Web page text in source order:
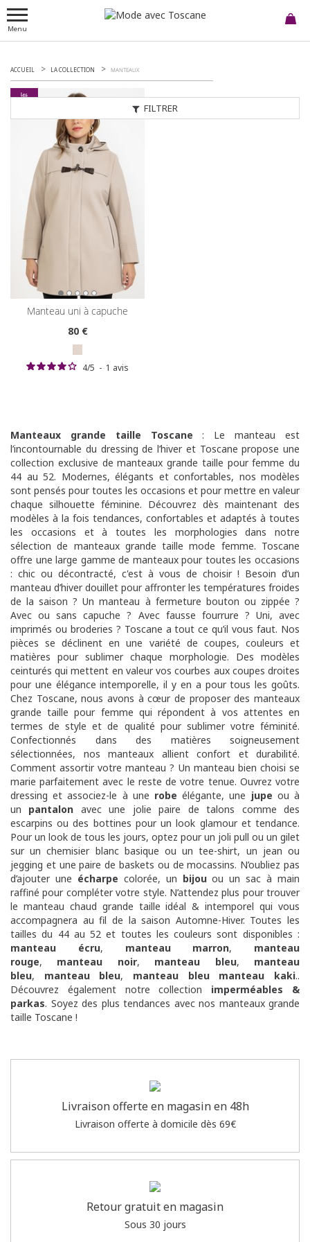
Menu
FILTRER
ACCUEIL LA COLLECTION MANTEAUX
manteau uni à capuche
80€
4/5 - 1 avis
Manteaux grande taille Toscane
: Le manteau est
l’incontournable du dressing de l’hiver et Toscane propose une
collection exclusive de manteaux grande taille pour femme du
44 au 52. Modernes, élégants et confortables, nos modèles
sont pensés pour toutes les occasions et pour mettre en valeur
chaque silhouette féminine. Découvrez dès maintenant des
modèles à la fois tendances, confortables et adaptés à toutes
les occasions et à toutes les morphologies dans notre
sélection de manteaux grande taille mode femme. Toscane
offre une large gamme de manteaux pour toutes les occasions
: chic ou décontracté, c'est à vous de choisir ! Besoin d’un
manteau d’hiver douillet pour affronter les températures froides
de la saison ? Un manteau à fermeture bouton ou zippée ?
Avec ou sans capuche ? Avec fausse fourrure ? Uni, avec
imprimés ou broderies ? Toscane a tout ce qu’il vous faut. Nos
pièces se déclinent en une variété de coupes, couleurs et
matières pour sublimer chaque morphologie. Des modèles
ceinturés qui mettent en valeur vos courbes aux coupes droites
pour une élégance intemporelle, il y en a pour tous les goûts.
Chez Toscane, nous avons à cœur de proposer des manteaux
grande taille pour femme qui répondent à vos attentes en
termes de style et de qualité pour sublimer votre féminité.
Confectionnés dans des matières soigneusement
sélectionnées, nos manteaux allient confort et durabilité.
Comment assortir votre manteau ? Un manteau bien choisi se
marie parfaitement avec le reste de votre tenue. Ouvrez votre
dressing et associez-le à une robe élégante, une jupe ou à
un pantalon avec une jolie paire de talons comme des
escarpins ou des bottines pour un look glamour et tendance.
Pour un look de tous les jours, optez pour un joli pull ou un gilet
sur un chemisier blanc basique ou un tee-shirt, un jean ou
jegging et une paire de baskets ou de mocassins. N’oubliez pas
d’ajouter une écharpe colorée, un bijou ou un sac à main
raffiné pour compléter votre style. N’attendez plus pour trouver
le manteau chaud grande taille idéal & intemporel qui vous
accompagnera au fil de la saison Automne-Hiver. Toutes les
tailles du 44 au 52 et toutes les couleurs sont disponibles :
manteau écru, manteau marron, manteau
rouge, manteau noir, manteau bleu, manteau
bleu, manteau bleu, manteau bleumanteau kaki..
Découvrez également notre collection imperméables &
parkas. Soyez des plus tendances avec nos manteaux grande
taille Toscane !
Livraison offerte en magasin en 48h
Livraison offerte à domicile dès 69€
Retour gratuit en magasin
Sous 30 jours